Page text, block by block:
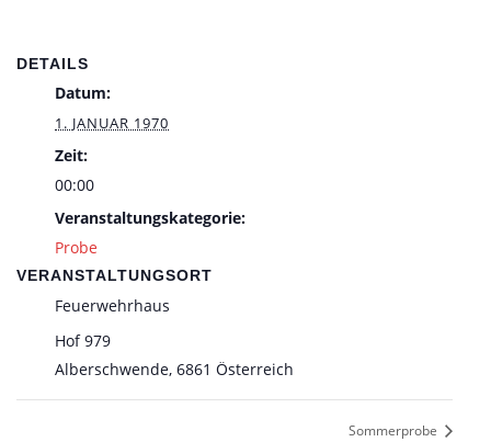
DETAILS
Datum:
1. JANUAR 1970
Zeit:
00:00
Veranstaltungskategorie:
Probe
VERANSTALTUNGSORT
Feuerwehrhaus
Hof 979
Alberschwende, 6861 Österreich
Sommerprobe